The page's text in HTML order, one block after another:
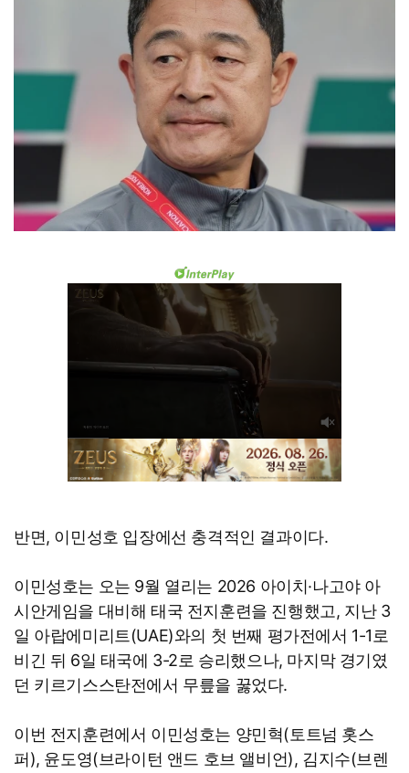
반면, 이민성호 입장에선 충격적인 결과이다.
이민성호는 오는 9월 열리는 2026 아이치·나고야 아
시안게임을 대비해 태국 전지훈련을 진행했고, 지난 3
일 아랍에미리트(UAE)와의 첫 번째 평가전에서 1-1로
비긴 뒤 6일 태국에 3-2로 승리했으나, 마지막 경기였
던 키르기스스탄전에서 무릎을 꿇었다.
이번 전지훈련에서 이민성호는 양민혁(토트넘 홋스
퍼), 윤도영(브라이턴 앤드 호브 앨비언), 김지수(브렌